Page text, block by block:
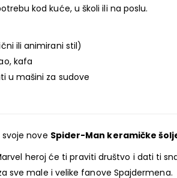
kod kuće, u školi ili na poslu.
ili animirani stil)
kafa
u mašini za sudove
nove Spider-Man keramičke
heroj će ti praviti društvo i dati ti
sve male i velike fanove Spajdermena.